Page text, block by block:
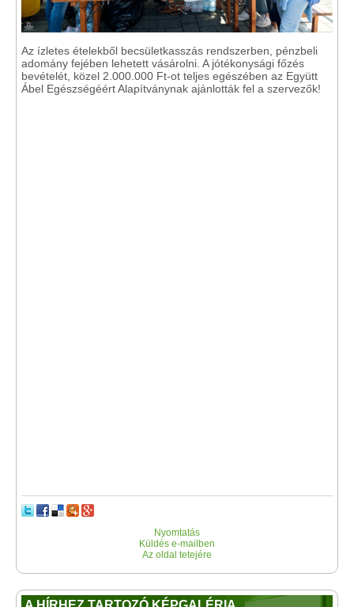
Az ízletes ételekből becsületkasszás rendszerben, pénzbeli
adomány fejében lehetett vásárolni. A jótékonysági főzés
bevételét, közel 2.000.000 Ft-ot teljes egészében az Együtt
Ábel Egészségéért Alapítványnak ajánlották fel a szervezők!
Nyomtatás
Küldés e-mailben
Az oldal tetejére